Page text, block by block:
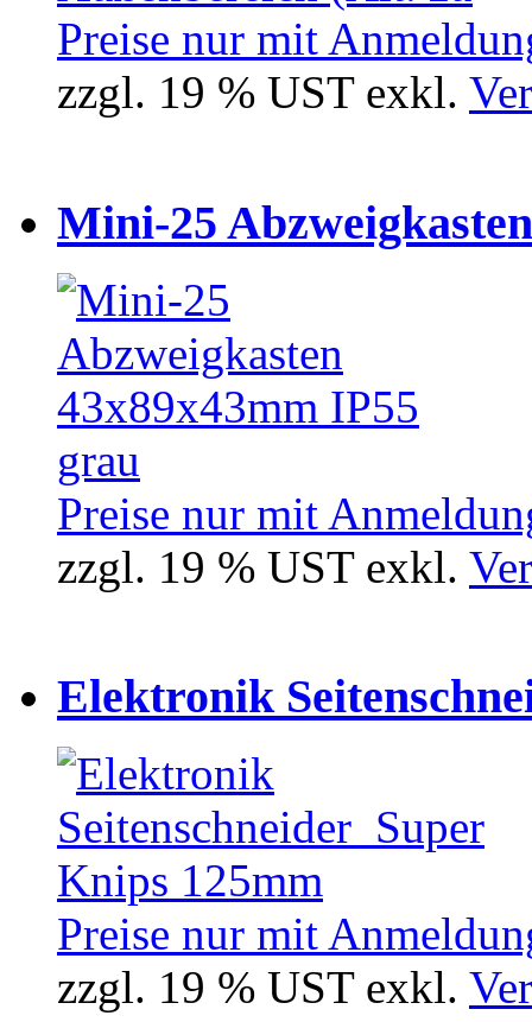
Preise nur mit
zzgl. 19 % UST exkl.
Mini-25
Preise nur mit
zzgl. 19 % UST exkl.
Elektronik
Preise nur mit
zzgl. 19 % UST exkl.